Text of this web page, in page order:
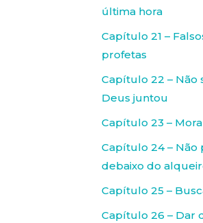
última hora
Capítulo 21 –
profetas
Capítulo 22 – Não
Deus juntou
Capítulo 23 –
Capítulo 24 – Não
debaixo do
Capítulo 25 –
Capítulo 26 – Dar